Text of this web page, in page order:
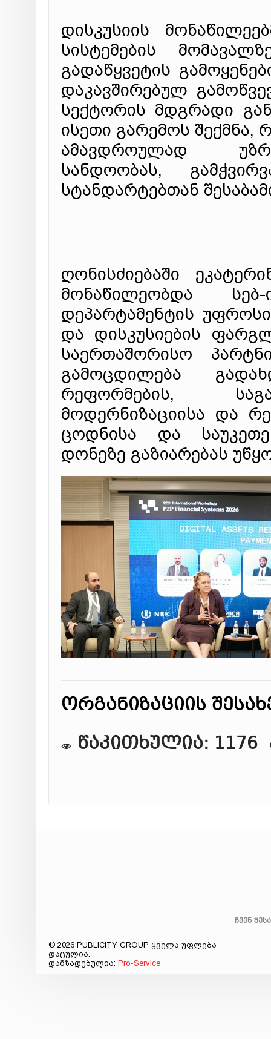
დისკუსიის
სისტემების
გადაწყვეტის
დაკავშირებულ
სექტორის მდგრადი
ისეთი გარემოს შექმნა,
ამავდროულად
სანდოობას,
სტანდარტებთან
ღონისძიებაში
მონაწილეობდა
დეპარტამენტის
და დისკუსიების
საერთაშორისო
გამოცდილება
რეფორმების,
მოდერნიზაციისა და
ცოდნისა და
დონეზე გაზიარებას
ორგანიზაციის
წაკითხულია: 1176
ჩვენ
© 2026 PUBLICITY GROUP ყველა უფლება
დაცულია.
დამზადებულია: Pro-Service